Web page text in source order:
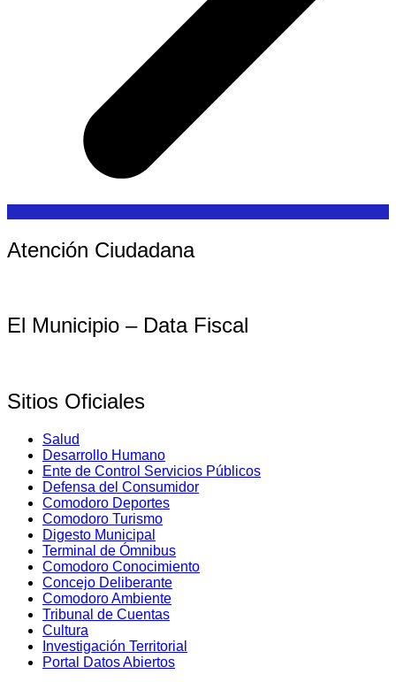
Atención Ciudadana
El Municipio – Data Fiscal
Sitios Oficiales
Salud
Desarrollo Humano
Ente de Control Servicios Públicos
Defensa del Consumidor
Comodoro Deportes
Comodoro Turismo
Digesto Municipal
Terminal de Ómnibus
Comodoro Conocimiento
Concejo Deliberante
Comodoro Ambiente
Tribunal de Cuentas
Cultura
Investigación Territorial
Portal Datos Abiertos